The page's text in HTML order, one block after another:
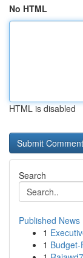
No HTML
HTML is disabled
Search
Published News
1
1